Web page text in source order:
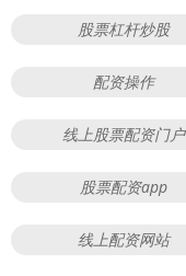
股票杠杆炒股
配资操作
线上股票配资门户
股票配资app
线上配资网站